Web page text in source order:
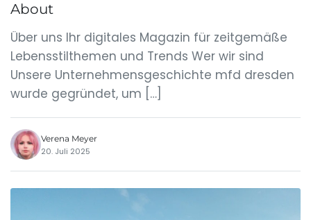
About
Über uns Ihr digitales Magazin für zeitgemäße
Lebensstilthemen und Trends Wer wir sind
Unsere Unternehmensgeschichte mfd dresden
wurde gegründet, um […]
Verena Meyer
20. Juli 2025